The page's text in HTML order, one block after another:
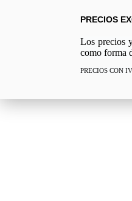
PRECIOS
Los precios
como forma
PRECIOS CON